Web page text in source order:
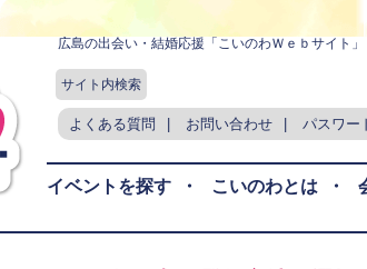
広島の出会い・結婚応援「こいのわＷｅｂサイト」
サイト内検索
よくある質問 お問い合わせ パスワー
イベントを探す ・ こいのわとは ・